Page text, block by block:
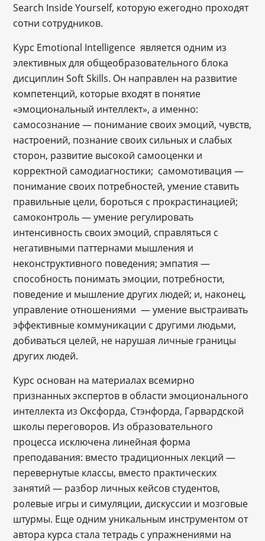
Search Inside Yourself, которую ежегодно проходят
сотни сотрудников.
Курс Emotional Intelligence является одним из
элективных для общеобразовательного блока
дисциплин Soft Skills. Он направлен на развитие
компетенций, которые входят в понятие
«эмоциональный интеллект», а именно:
самосознание — понимание своих эмоций, чувств,
настроений, познание своих сильных и слабых
сторон, развитие высокой самооценки и
корректной самодиагностики; самомотивация —
понимание своих потребностей, умение ставить
правильные цели, бороться с прокрастинацией;
самоконтроль — умение регулировать
интенсивность своих эмоций, справляться с
негативными паттернами мышления и
неконструктивного поведения; эмпатия —
способность понимать эмоции, потребности,
поведение и мышление других людей; и, наконец,
управление отношениями — умение выстраивать
эффективные коммуникации с другими людьми,
добиваться целей, не нарушая личные границы
других людей.
Курс основан на материалах всемирно
признанных экспертов в области эмоционального
интеллекта из Оксфорда, Стэнфорда, Гарвардской
школы переговоров. Из образовательного
процесса исключена линейная форма
преподавания: вместо традиционных лекций —
перевернутые классы, вместо практических
занятий — разбор личных кейсов студентов,
ролевые игры и симуляции, дискуссии и мозговые
штурмы. Еще одним уникальным инструментом от
автора курса стала тетрадь с упражнениями на